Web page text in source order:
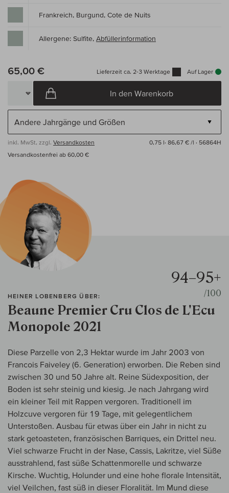
Frankreich, Burgund, Cote de Nuits
Allergene: Sulfite, Abfüllerinformation
65,00 € Lieferzeit ca. 2-3 Werktage Auf Lager
In den Warenkorb
inkl. MwSt, zzgl. Versandkosten 0,75 l· 86,67 € /l · 56864H
Versandkostenfrei ab 60,00 €
HEINER LOBENBERG ÜBER:
Beaune Premier Cru Clos de L'Ecu
Monopole 2021
94–95+
/100
Diese Parzelle von 2,3 Hektar wurde im Jahr 2003 von
Francois Faiveley (6. Generation) erworben. Die Reben sind
zwischen 30 und 50 Jahre alt. Reine Südexposition, der
Boden ist sehr steinig und kiesig. Je nach Jahrgang wird
ein kleiner Teil mit Rappen vergoren. Traditionell im
Holzcuve vergoren für 19 Tage, mit gelegentlichem
Unterstoßen. Ausbau für etwas über ein Jahr in nicht zu
stark getoasteten, französischen Barriques, ein Drittel neu.
Viel schwarze Frucht in der Nase, Cassis, Lakritze, viel Süße
ausstrahlend, fast süße Schattenmorelle und schwarze
Kirsche. Wuchtig, Holunder und eine hohe florale Intensität,
viel Veilchen, fast süß in dieser Floralität. Im Mund diese